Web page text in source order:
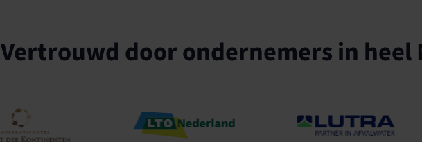
Vertrouwd door ondernemers in heel